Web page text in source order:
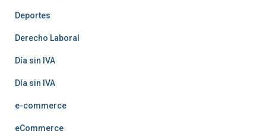
Deportes
Derecho Laboral
Día sin IVA
Día sin IVA
e-commerce
eCommerce